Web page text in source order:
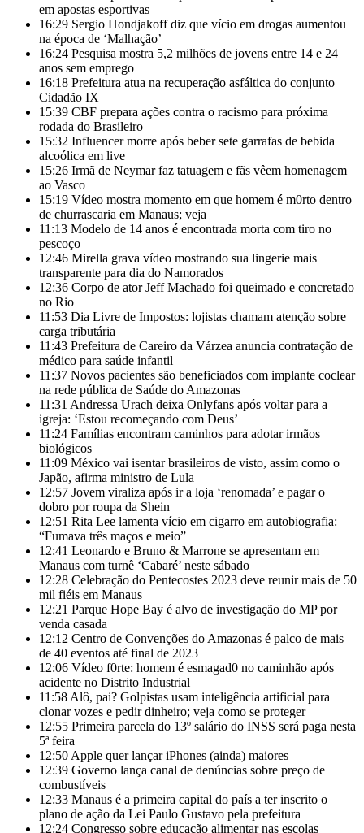
em apostas esportivas
16:29 Sergio Hondjakoff diz que vício em drogas aumentou
na época de ‘Malhação’
16:24 Pesquisa mostra 5,2 milhões de jovens entre 14 e 24
anos sem emprego
16:18 Prefeitura atua na recuperação asfáltica do conjunto
Cidadão IX
15:39 CBF prepara ações contra o racismo para próxima
rodada do Brasileiro
15:32 Influencer morre após beber sete garrafas de bebida
alcoólica em live
15:26 Irmã de Neymar faz tatuagem e fãs vêem homenagem
ao Vasco
15:19 Vídeo mostra momento em que homem é m0rto dentro
de churrascaria em Manaus; veja
11:13 Modelo de 14 anos é encontrada morta com tiro no
pescoço
12:46 Mirella grava vídeo mostrando sua lingerie mais
transparente para dia do Namorados
12:36 Corpo de ator Jeff Machado foi queimado e concretado
no Rio
11:53 Dia Livre de Impostos: lojistas chamam atenção sobre
carga tributária
11:43 Prefeitura de Careiro da Várzea anuncia contratação de
médico para saúde infantil
11:37 Novos pacientes são beneficiados com implante coclear
na rede pública de Saúde do Amazonas
11:31 Andressa Urach deixa Onlyfans após voltar para a
igreja: ‘Estou recomeçando com Deus’
11:24 Famílias encontram caminhos para adotar irmãos
biológicos
11:09 México vai isentar brasileiros de visto, assim como o
Japão, afirma ministro de Lula
12:57 Jovem viraliza após ir a loja ‘renomada’ e pagar o
dobro por roupa da Shein
12:51 Rita Lee lamenta vício em cigarro em autobiografia:
“Fumava três maços e meio”
12:41 Leonardo e Bruno & Marrone se apresentam em
Manaus com turnê ‘Cabaré’ neste sábado
12:28 Celebração do Pentecostes 2023 deve reunir mais de 50
mil fiéis em Manaus
12:21 Parque Hope Bay é alvo de investigação do MP por
venda casada
12:12 Centro de Convenções do Amazonas é palco de mais
de 40 eventos até final de 2023
12:06 Vídeo f0rte: homem é esmagad0 no caminhão após
acidente no Distrito Industrial
11:58 Alô, pai? Golpistas usam inteligência artificial para
clonar vozes e pedir dinheiro; veja como se proteger
12:55 Primeira parcela do 13º salário do INSS será paga nesta
5ª feira
12:50 Apple quer lançar iPhones (ainda) maiores
12:39 Governo lança canal de denúncias sobre preço de
combustíveis
12:33 Manaus é a primeira capital do país a ter inscrito o
plano de ação da Lei Paulo Gustavo pela prefeitura
12:24 Congresso sobre educação alimentar nas escolas